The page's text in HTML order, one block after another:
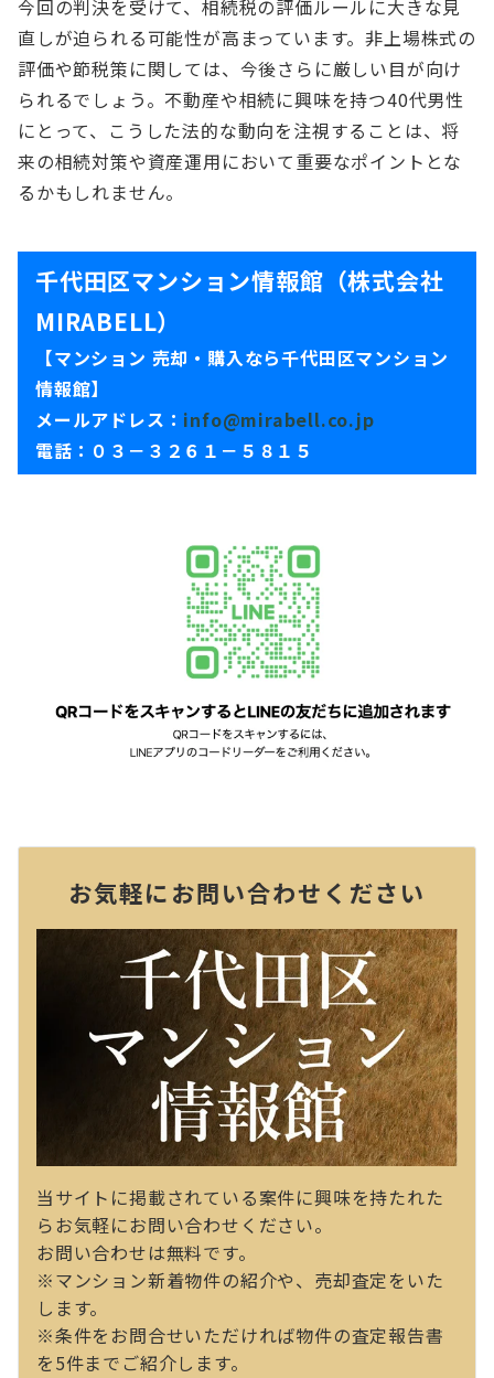
今回の判決を受けて、相続税の評価ルールに大きな見
直しが迫られる可能性が高まっています。非上場株式の
評価や節税策に関しては、今後さらに厳しい目が向け
られるでしょう。不動産や相続に興味を持つ40代男性
にとって、こうした法的な動向を注視することは、将
来の相続対策や資産運用において重要なポイントとな
るかもしれません。
千代田区マンション情報館（株式会社
MIRABELL）
【マンション 売却・購入なら千代田区マンション
情報館】
メールアドレス： info@mirabell.co.jp
電話：０３－３２６１－５８１５
お気軽にお問い合わせください
当サイトに掲載されている案件に興味を持たれた
らお気軽にお問い合わせください。
お問い合わせは無料です。
※マンション新着物件の紹介や、売却査定をいた
します。
※条件をお問合せいただければ物件の査定報告書
を5件までご紹介します。